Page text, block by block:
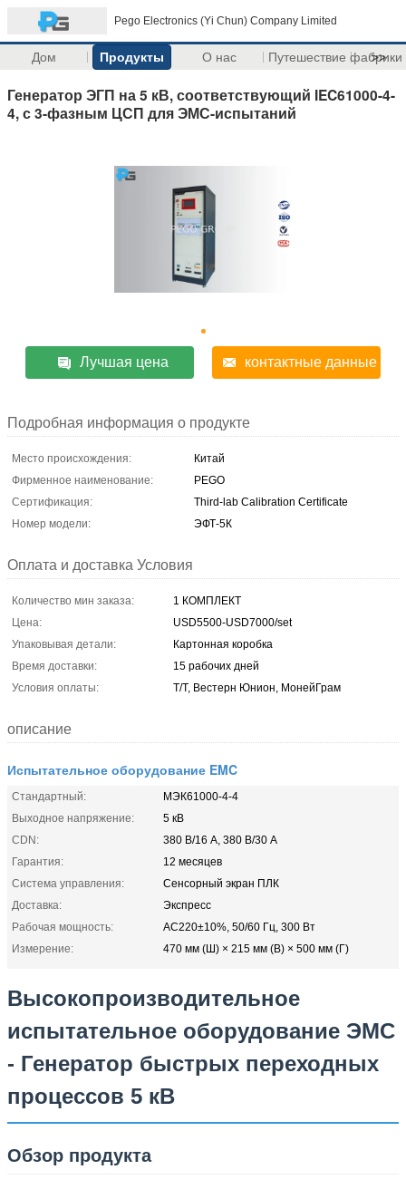
Pego Electronics (Yi Chun) Company Limited
Дом Продукты О нас Путешествие фабрики
>>
Генератор ЭГП на 5 кВ, соответствующий IEC61000-4-
4, с 3-фазным ЦСП для ЭМС-испытаний
Лучшая цена контактные данные
Подробная информация о продукте
Место происхождения:
Китай
Фирменное наименование:
PEGO
Сертификация:
Third-lab Calibration Certificate
Номер модели:
ЭФТ-5К
Оплата и доставка Условия
Количество мин заказа:
1 КОМПЛЕКТ
Цена:
USD5500-USD7000/set
Упаковывая детали:
Картонная коробка
Время доставки:
15 рабочих дней
Условия оплаты:
Т/Т, Вестерн Юнион, МонейГрам
описание
Испытательное оборудование EMC
Стандартный:
МЭК61000-4-4
Выходное напряжение:
5 кВ
CDN:
380 В/16 А, 380 В/30 А
Гарантия:
12 месяцев
Система управления:
Сенсорный экран ПЛК
Доставка:
Экспресс
Рабочая мощность:
AC220±10%, 50/60 Гц, 300 Вт
Измерение:
470 мм (Ш) × 215 мм (В) × 500 мм (Г)
Высокопроизводительное
испытательное оборудование ЭМС
- Генератор быстрых переходных
процессов 5 кВ
Обзор продукта